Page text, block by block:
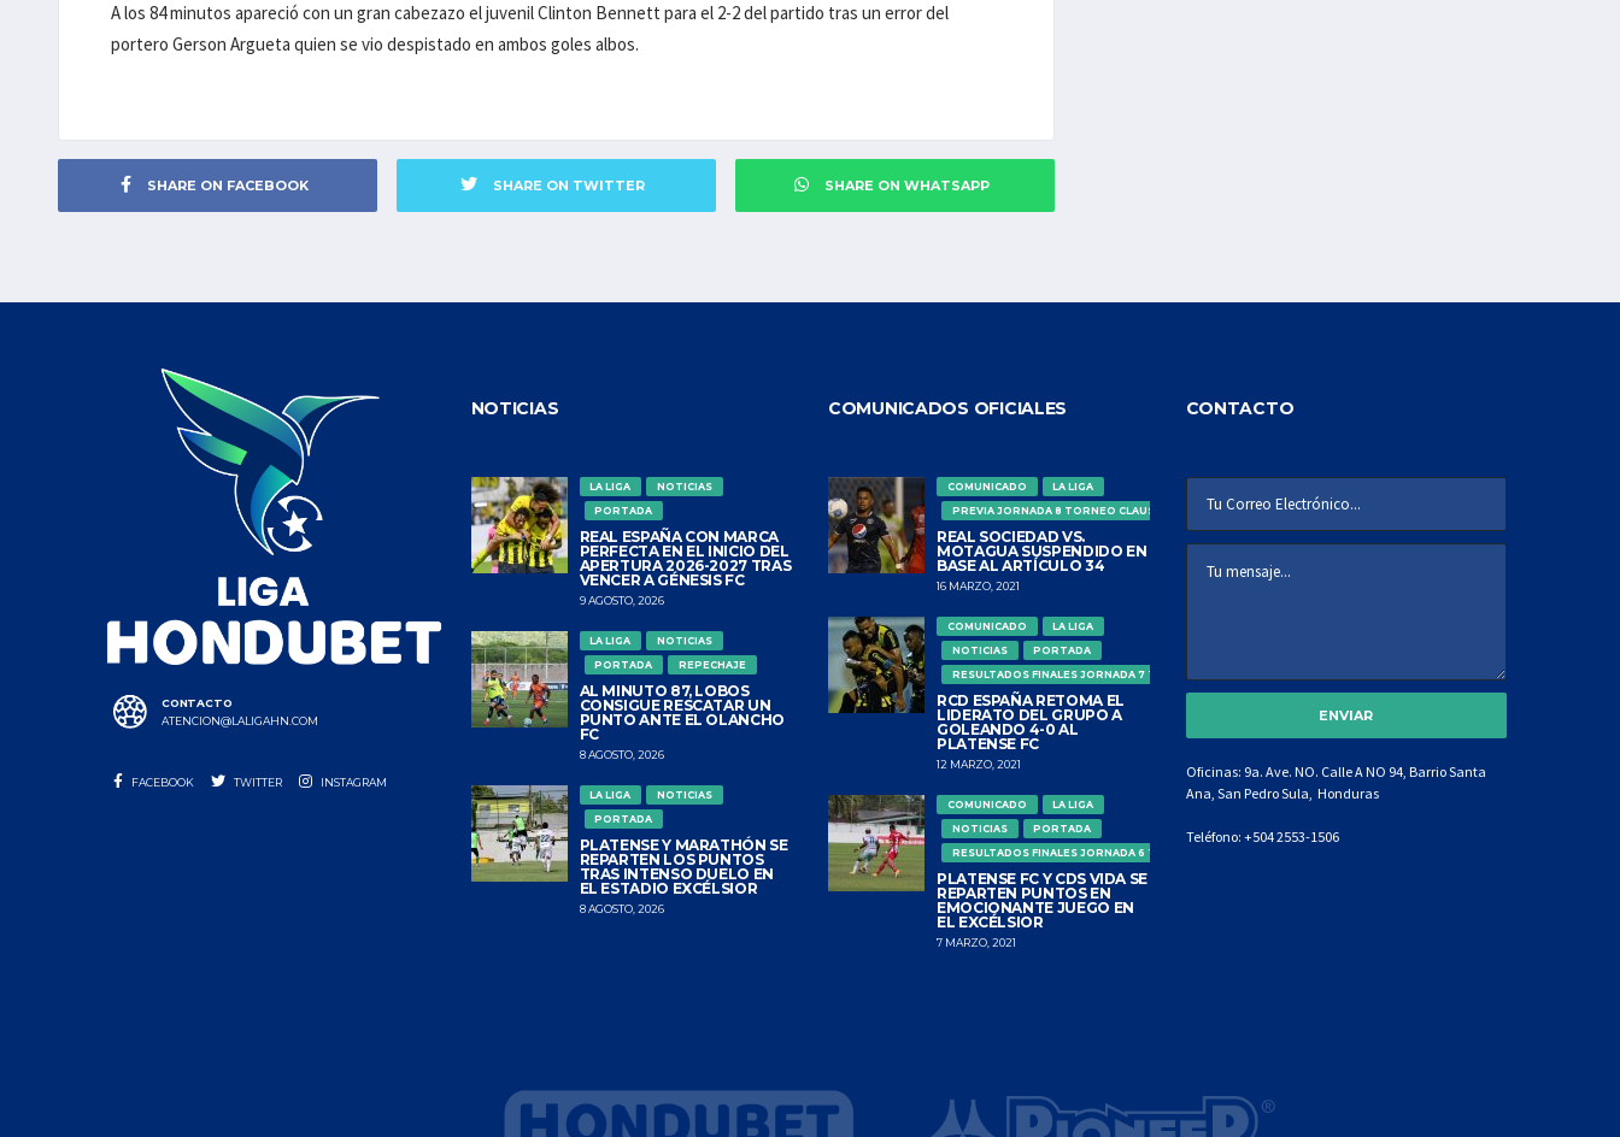
A los 84 minutos apareció con un gran cabezazo el juvenil Clinton Bennett para el 2-2 del partido tras un error del
portero Gerson Argueta quien se vio despistado en ambos goles albos.
SHARE ON FACEBOOK SHARE ON TWITTER SHARE ON WHATSAPP
CONTACTO
ATENCION@LALIGAHN.COM
FACEBOOK TWITTER INSTAGRAM
NOTICIAS
LA LIGA
NOTICIAS
PORTADA
REAL ESPAÑA CON MARCA
PERFECTA EN EL INICIO DEL
APERTURA 2026-2027 TRAS
VENCER A GÉNESIS FC
9 AGOSTO, 2026
LA LIGA
NOTICIAS
PORTADA
REPECHAJE
AL MINUTO 87, LOBOS
CONSIGUE RESCATAR UN
PUNTO ANTE EL OLANCHO
FC
8 AGOSTO, 2026
LA LIGA
NOTICIAS
PORTADA
PLATENSE Y MARATHÓN SE
REPARTEN LOS PUNTOS
TRAS INTENSO DUELO EN
EL ESTADIO EXCÉLSIOR
8 AGOSTO, 2026
COMUNICADOS OFICIALES
COMUNICADO
LA LIGA
PREVIA JORNADA 8 TORNEO CLAUSURA
REAL SOCIEDAD VS.
MOTAGUA SUSPENDIDO EN
BASE AL ARTÍCULO 34
16 MARZO, 2021
COMUNICADO
LA LIGA
NOTICIAS
PORTADA
RESULTADOS FINALES JORNADA 7 TORNEO CLAUSURA
RCD ESPAÑA RETOMA EL
LIDERATO DEL GRUPO A
GOLEANDO 4-0 AL
PLATENSE FC
12 MARZO, 2021
COMUNICADO
LA LIGA
NOTICIAS
PORTADA
RESULTADOS FINALES JORNADA 6 TORNEO CLAUSURA
PLATENSE FC Y CDS VIDA SE
REPARTEN PUNTOS EN
EMOCIONANTE JUEGO EN
EL EXCÉLSIOR
7 MARZO, 2021
CONTACTO
Oficinas: 9a. Ave. NO. Calle A NO 94, Barrio Santa
Ana, San Pedro Sula, Honduras
Teléfono: +504 2553-1506